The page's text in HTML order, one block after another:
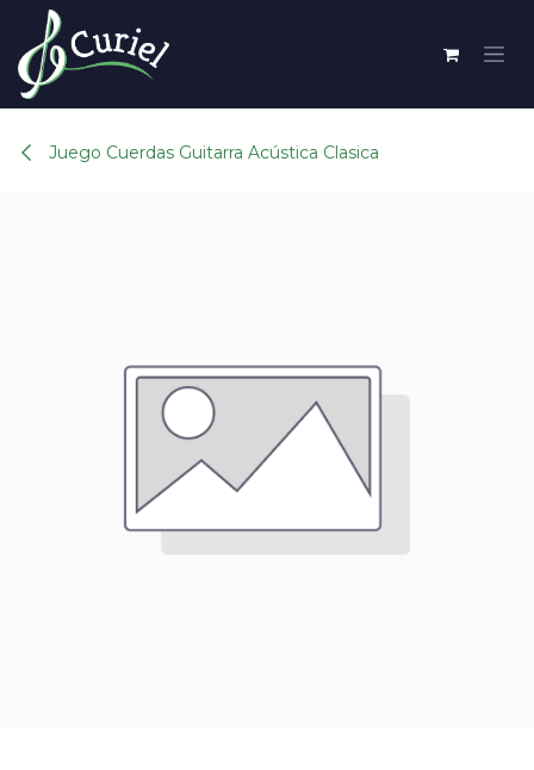
Ir al contenido
Juego Cuerdas Guitarra Acústica Clasica